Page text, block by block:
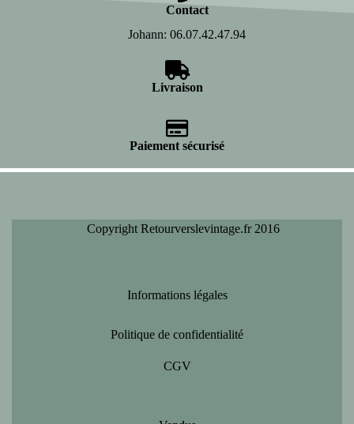
Contact
Johann: 06.07.42.47.94
Livraison
Paiement sécurisé
Copyright Retourverslevintage.fr 2016
Informations légales
Politique de confidentialité
CGV